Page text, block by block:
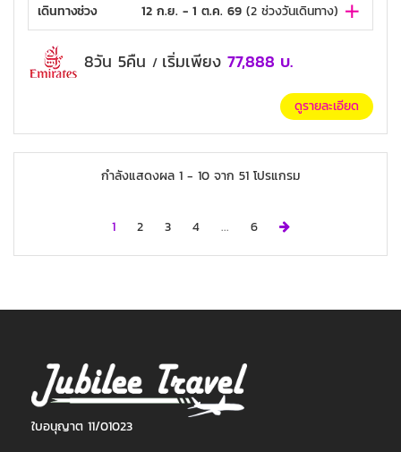
เดินทางช่วง 12 ก.ย. - 1 ต.ค. 69 (2 ช่วงวันเดินทาง)
8วัน 5คืน / เริ่มเพียง 77,888 บ.
ดูรายละเอียด
กำลังแสดงผล 1 - 10 จาก 51 โปรแกรม
1 2 3 4 ... 6 Next
ใบอนุญาต 11/01023